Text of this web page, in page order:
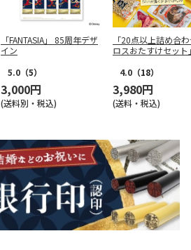
「FANTASIA」 85周年デザ
イン
5.0 （5）
3,000円
(送料別・税込)
「20点以上詰め合
ロスおたすけセット
4.0 （18）
3,980円
(送料・税込)